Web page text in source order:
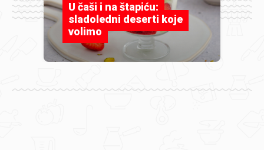
U čaši i na štapiću:
sladoledni deserti koje
volimo